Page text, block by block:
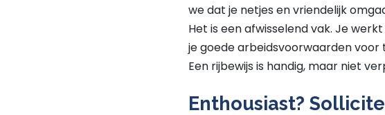
we dat je netjes en vriendelijk
Het is een afwisselend vak. Je
je goede arbeidsvoorwaarden voor
Een rijbewijs is handig, maar niet
Enthousiast?